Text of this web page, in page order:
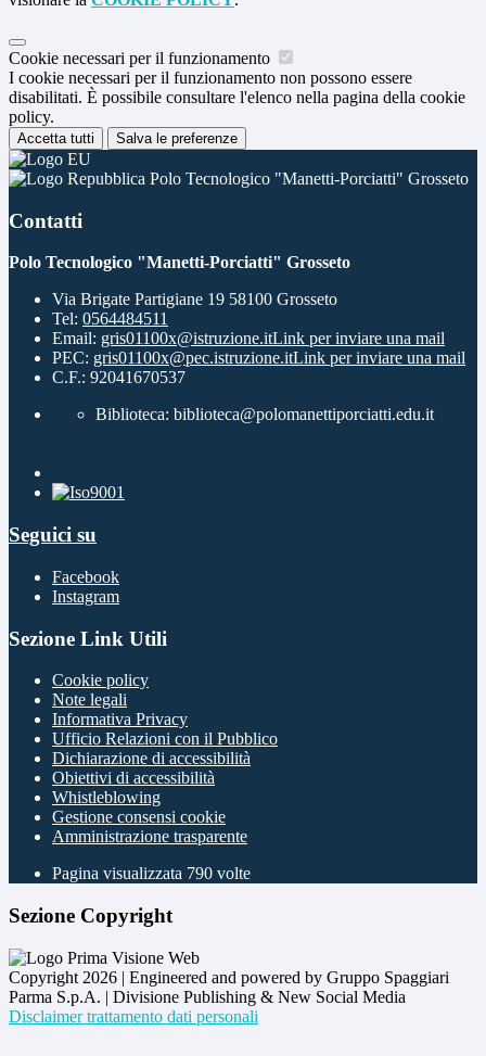
Cookie necessari per il funzionamento
I cookie necessari per il funzionamento non possono essere
disabilitati. È possibile consultare l'elenco nella pagina della cookie
policy.
Accetta tutti Salva le preferenze
Polo Tecnologico "Manetti-Porciatti" Grosseto
Contatti
Polo Tecnologico "Manetti-Porciatti" Grosseto
Via Brigate Partigiane 19 58100 Grosseto
Tel: 0564484511
Email: gris01100x@istruzione.itLink per inviare una mail
PEC: gris01100x@pec.istruzione.itLink per inviare una mail
C.F.: 92041670537
Biblioteca: biblioteca@polomanettiporciatti.edu.it
Seguici su
Facebook
Instagram
Sezione Link Utili
Cookie policy
Note legali
Informativa Privacy
Ufficio Relazioni con il Pubblico
Dichiarazione di accessibilità
Obiettivi di accessibilità
Whistleblowing
Gestione consensi cookie
Amministrazione trasparente
Pagina visualizzata 790 volte
Sezione Copyright
Copyright 2026 | Engineered and powered by Gruppo Spaggiari
Parma S.p.A. | Divisione Publishing & New Social Media
Disclaimer trattamento dati personali